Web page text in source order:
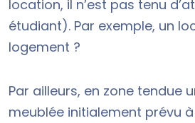
location, il n’est pas tenu
étudiant). Par exemple, un
logement ?
Par ailleurs, en zone tendue
meublée initialement prévu